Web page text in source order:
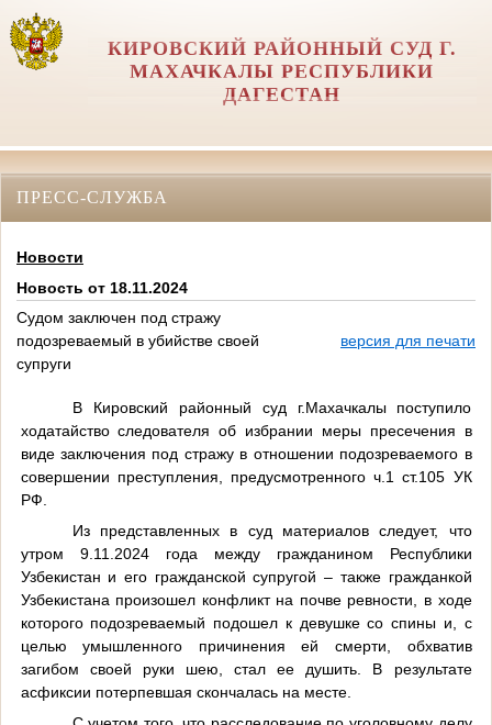
КИРОВСКИЙ РАЙОННЫЙ СУД Г.
МАХАЧКАЛЫ РЕСПУБЛИКИ
ДАГЕСТАН
ПРЕСС-СЛУЖБА
Новости
Новость от 18.11.2024
Судом заключен под стражу
подозреваемый в убийстве своей
супруги
версия для печати
В Кировский районный суд г.Махачкалы поступило
ходатайство следователя об избрании меры пресечения в
виде заключения под стражу в отношении подозреваемого в
совершении преступления, предусмотренного ч.1 ст.105 УК
РФ.
Из представленных в суд материалов следует, что
утром 9.11.2024 года между гражданином Республики
Узбекистан и его гражданской супругой – также гражданкой
Узбекистана произошел конфликт на почве ревности, в ходе
которого подозреваемый подошел к девушке со спины и, с
целью умышленного причинения ей смерти, обхватив
загибом своей руки шею, стал ее душить. В результате
асфиксии потерпевшая скончалась на месте.